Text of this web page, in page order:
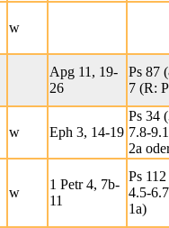
w
Apg 11, 19-
26
Ps 87
7 (R:
w Eph 3, 14-19
Ps 34
7.8-
2a
w
1 Petr 4, 7b-
11
Ps
4.5-
1a)